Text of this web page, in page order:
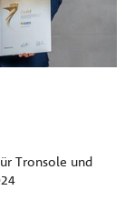
Tronsole und